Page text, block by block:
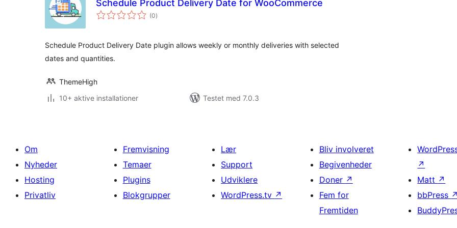
Schedule Product Delivery Date for WooCommerce
(0totale
bedømmelser
)
Schedule Product Delivery Date plugin allows weekly or monthly deliveries with selected
dates and quantities.
ThemeHigh
10+ aktive installationer
Testet med 7.0.3
Om
Nyheder
Hosting
Privatliv
Fremvisning
Temaer
Plugins
Blokgrupper
Lær
Support
Udviklere
WordPress.tv ↗
Bliv involveret
Begivenheder
Doner ↗
Fem for
Fremtiden
↗
Matt ↗
bbPress ↗